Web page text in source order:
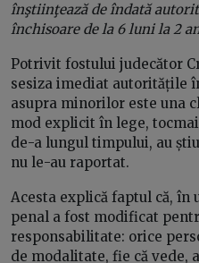
înştiinţează de îndată
închisoare de la 6 luni la 2
Potrivit fostului judecător
sesiza imediat autoritățile
asupra minorilor este una
mod explicit în lege,
de-a lungul timpului, au
nu le-au raportat.
Acesta explică faptul că, în
penal a fost modificat
responsabilitate: orice
de modalitate, fie că vede,